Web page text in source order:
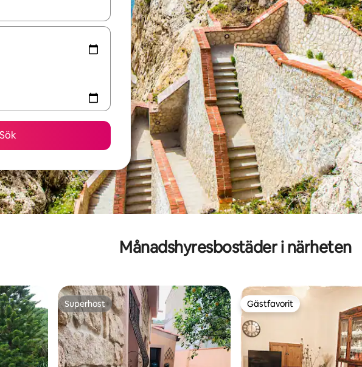
kan du navigera med upp- och nedåtpilarna eller utforska genom att trycka eller svepa.
Sök
Månadshyresbostäder i närheten
Superhost
Superhost Gästfavorit
Gästfavorit